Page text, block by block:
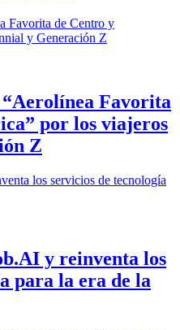
Favorita
por los viajeros
Z
y reinventa los
para la era de la